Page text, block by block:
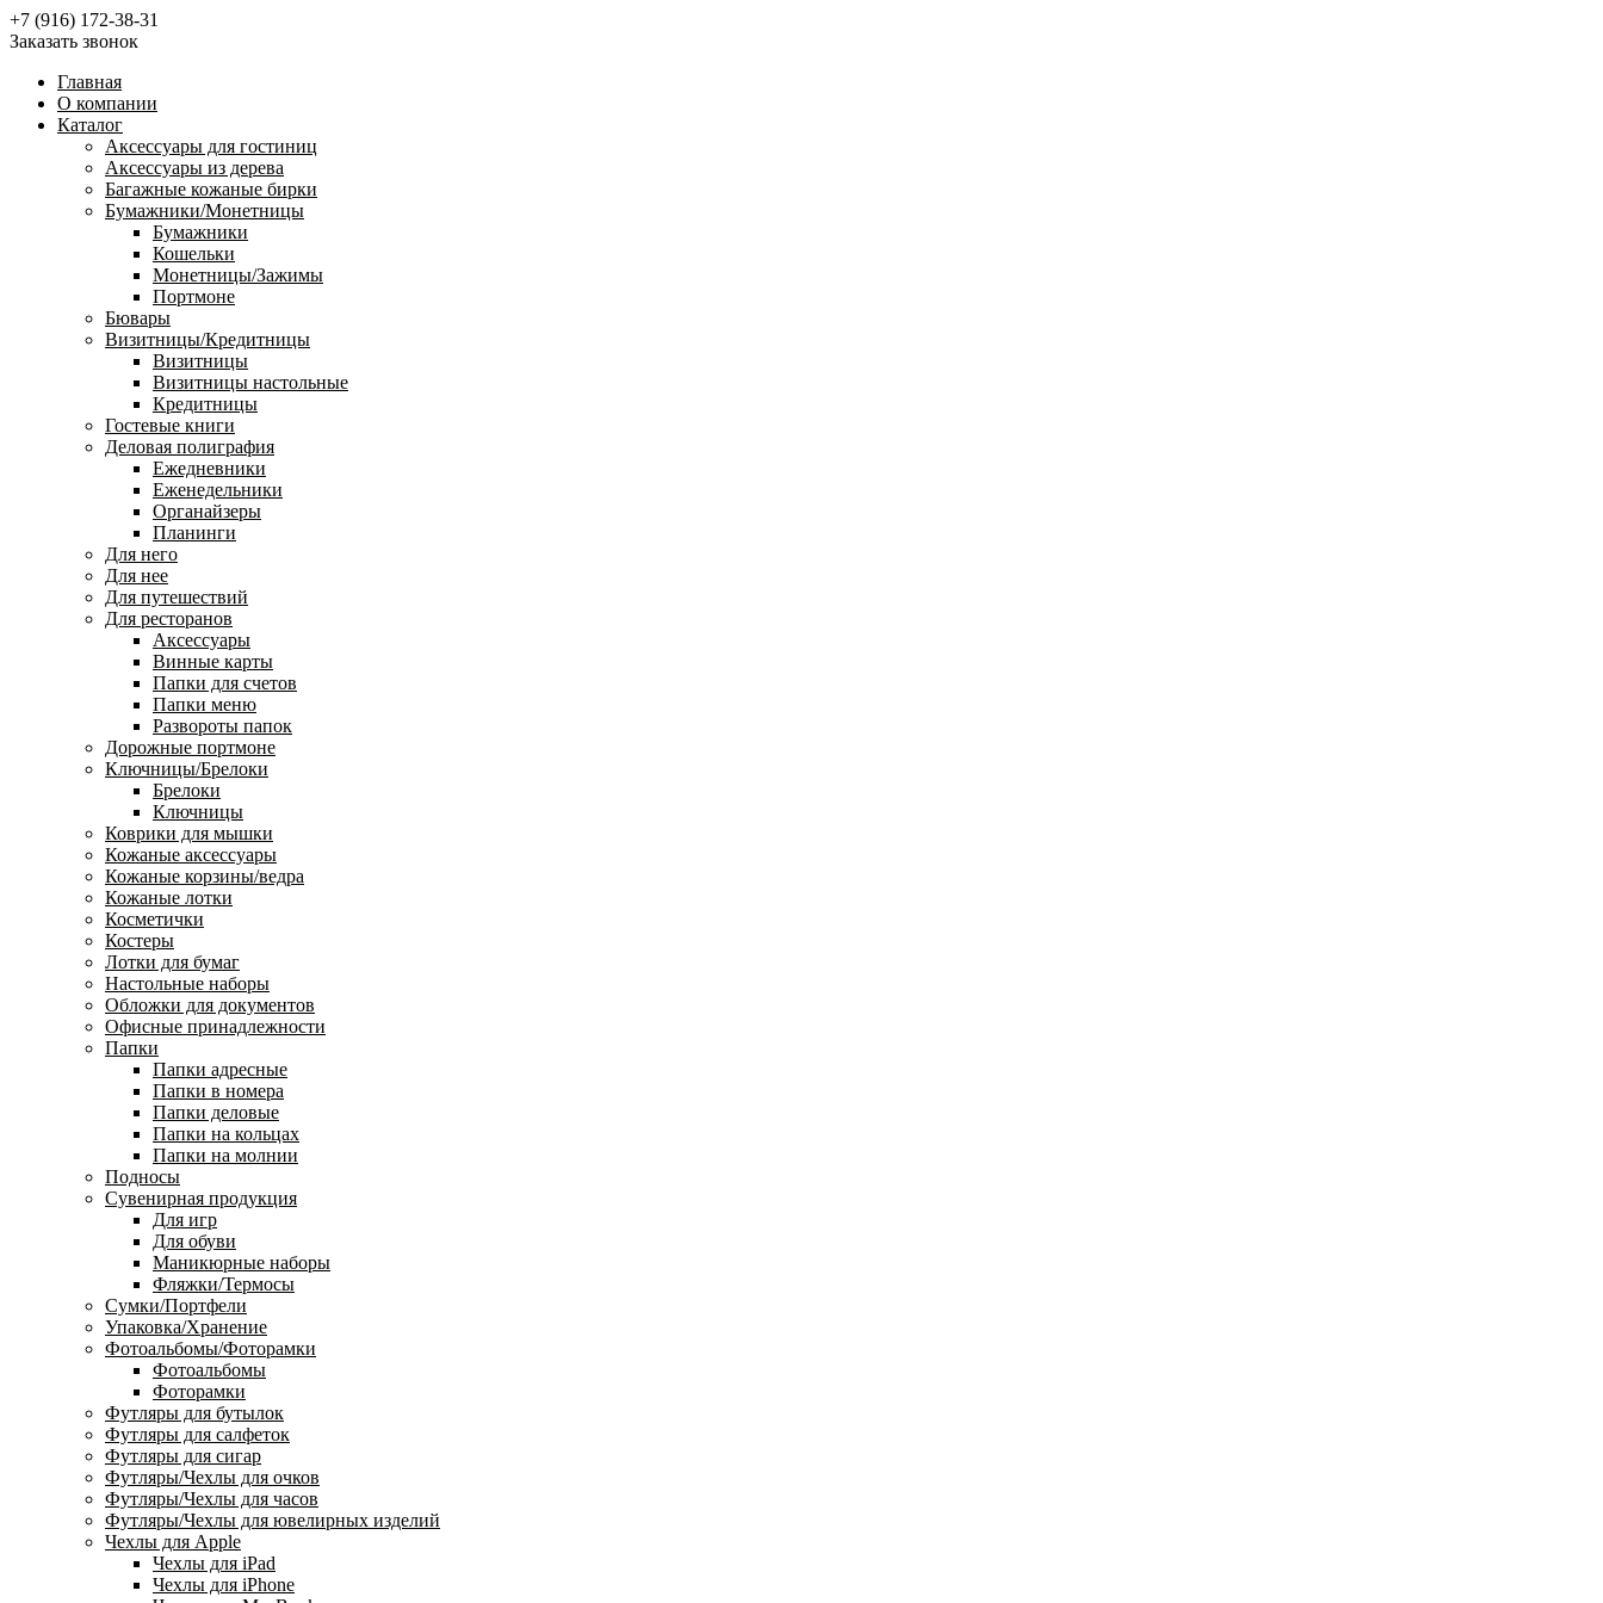
+7 (916) 172-38-31
Заказать звонок
Главная
О компании
Каталог
Аксессуары для гостиниц
Аксессуары из дерева
Багажные кожаные бирки
Бумажники/Монетницы
Бумажники
Кошельки
Монетницы/Зажимы
Портмоне
Бювары
Визитницы/Кредитницы
Визитницы
Визитницы настольные
Кредитницы
Гостевые книги
Деловая полиграфия
Ежедневники
Еженедельники
Органайзеры
Планинги
Для него
Для нее
Для путешествий
Для ресторанов
Аксессуары
Винные карты
Папки для счетов
Папки меню
Развороты папок
Дорожные портмоне
Ключницы/Брелоки
Брелоки
Ключницы
Коврики для мышки
Кожаные аксессуары
Кожаные корзины/ведра
Кожаные лотки
Косметички
Костеры
Лотки для бумаг
Настольные наборы
Обложки для документов
Офисные принадлежности
Папки
Папки адресные
Папки в номера
Папки деловые
Папки на кольцах
Папки на молнии
Подносы
Сувенирная продукция
Для игр
Для обуви
Маникюрные наборы
Фляжки/Термосы
Сумки/Портфели
Упаковка/Хранение
Фотоальбомы/Фоторамки
Фотоальбомы
Фоторамки
Футляры для бутылок
Футляры для салфеток
Футляры для сигар
Футляры/Чехлы для очков
Футляры/Чехлы для часов
Футляры/Чехлы для ювелирных изделий
Чехлы для Apple
Чехлы для iPad
Чехлы для iPhone